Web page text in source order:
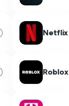
Netflix
Roblox